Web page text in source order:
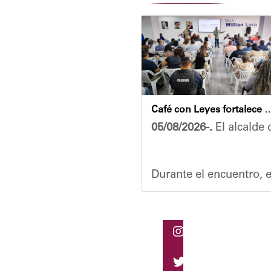
Café con Leyes fortalece el análisis jurídico y
05/08/2026-. El alcalde
Durante el encuentro,
Vladimir Blanco,